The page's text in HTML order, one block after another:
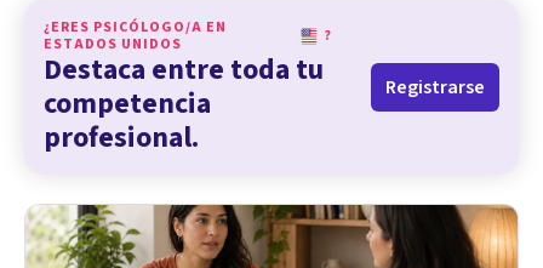
¿ERES PSICÓLOGO/A EN
ESTADOS UNIDOS
?
Destaca entre toda tu
competencia
profesional.
Registrarse